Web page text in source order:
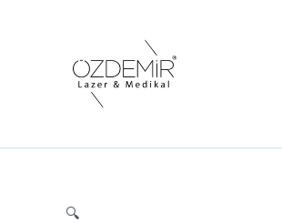
🔍